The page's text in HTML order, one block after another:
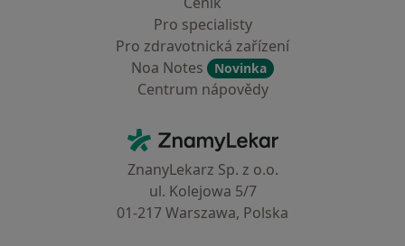
Pro specialisty
Pro zdravotnická zařízení
Noa Notes
Novinka
Centrum nápovědy
ZnamyLekar - Hlavní stránka
ZnanyLekarz Sp. z o.o.
ul. Kolejowa 5/7
01-217 Warszawa, Polska